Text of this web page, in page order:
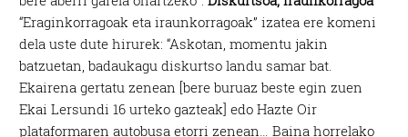
“Eraginkorragoak eta iraunkorragoak” izatea ere komeni
dela uste dute hirurek: “Askotan, momentu jakin
batzuetan, badaukagu diskurtso landu samar bat.
Ekairena gertatu zenean [bere buruaz beste egin zuen
Ekai Lersundi 16 urteko gazteak] edo Hazte Oir
plataformaren autobusa etorri zenean… Baina horrelako